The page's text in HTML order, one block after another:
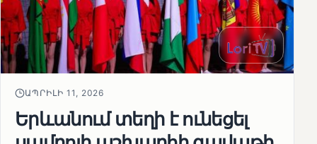
ԱՊՐԻԼԻ 11, 2026
Երևանում տեղի է ունեցել